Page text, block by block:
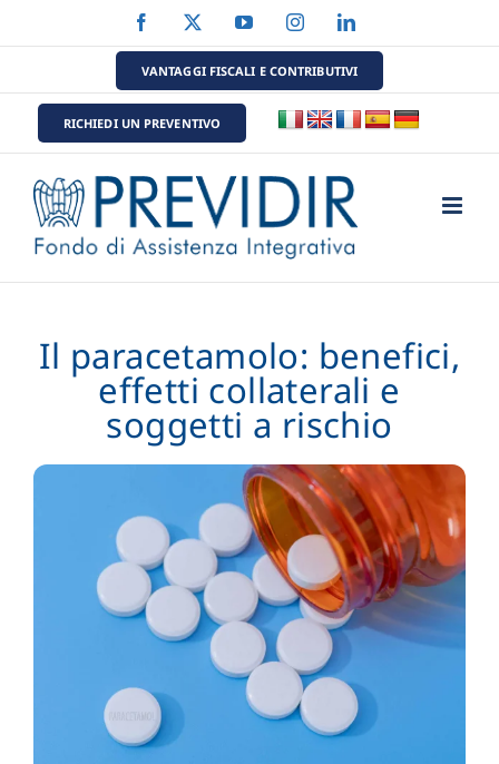
al
Facebook YouTubeInstagramLinkedIn
VANTAGGI FISCALI E CONTRIBUTIVI
RICHIEDI UN PREVENTIVO
Il paracetamolo: benefici,
effetti collaterali e
soggetti a rischio